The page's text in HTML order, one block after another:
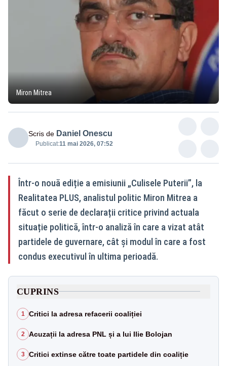
Miron Mitrea
Scris de Daniel Onescu
Publicat:11 mai 2026, 07:52
Într-o nouă ediție a emisiunii „Culisele Puterii”, la
Realitatea PLUS, analistul politic Miron Mitrea a
făcut o serie de declarații critice privind actuala
situație politică, într-o analiză în care a vizat atât
partidele de guvernare, cât și modul în care a fost
condus executivul în ultima perioadă.
CUPRINS
1 Critici la adresa refacerii coaliției
2 Acuzații la adresa PNL și a lui Ilie Bolojan
3 Critici extinse către toate partidele din coaliție